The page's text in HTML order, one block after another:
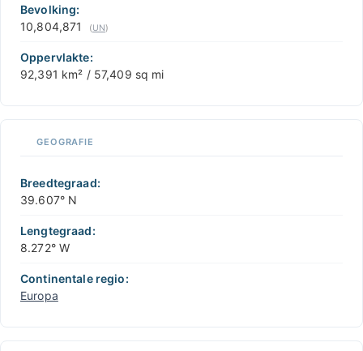
−
Bevolking:
10,804,871
(UN)
Oppervlakte:
92,391 km² / 57,409 sq mi
GEOGRAFIE
Breedtegraad:
39.607° N
Lengtegraad:
8.272° W
Continentale regio:
Europa